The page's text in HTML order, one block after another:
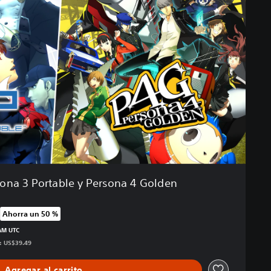
3 Portable y Persona 4 Golden
original de US$39.49
Ahorra un 50 %
UTC
US$39.49